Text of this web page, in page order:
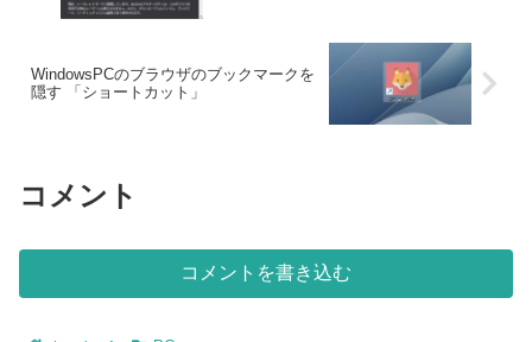
WindowsPCのブラウザのブックマークを
隠す 「ショートカット」
コメント
コメントを書き込む